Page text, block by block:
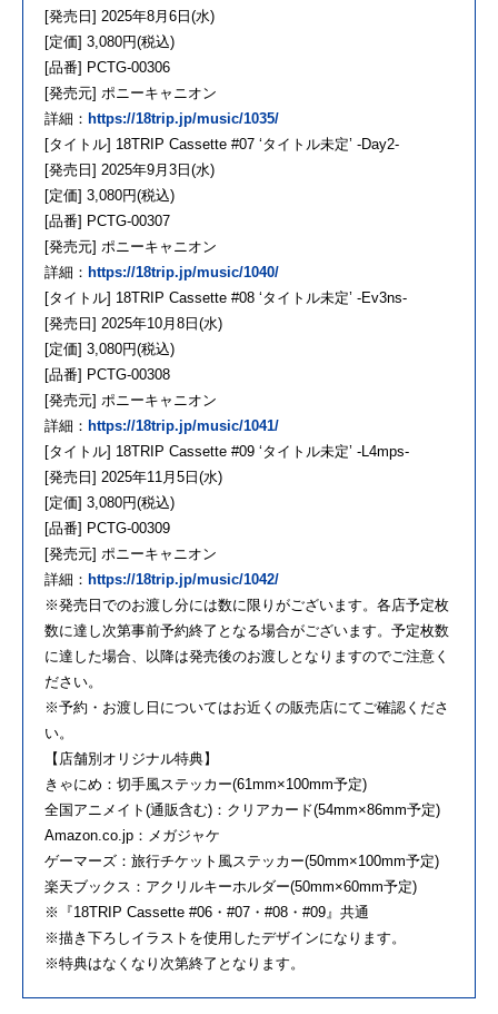
[発売日] 2025年8月6日(水)
[定価] 3,080円(税込)
[品番] PCTG-00306
[発売元] ポニーキャニオン
詳細： https://18trip.jp/music/1035/
[タイトル] 18TRIP Cassette #07 ‘タイトル未定’ -Day2-
[発売日] 2025年9月3日(水)
[定価] 3,080円(税込)
[品番] PCTG-00307
[発売元] ポニーキャニオン
詳細： https://18trip.jp/music/1040/
[タイトル] 18TRIP Cassette #08 ‘タイトル未定’ -Ev3ns-
[発売日] 2025年10月8日(水)
[定価] 3,080円(税込)
[品番] PCTG-00308
[発売元] ポニーキャニオン
詳細： https://18trip.jp/music/1041/
[タイトル] 18TRIP Cassette #09 ‘タイトル未定’ -L4mps-
[発売日] 2025年11月5日(水)
[定価] 3,080円(税込)
[品番] PCTG-00309
[発売元] ポニーキャニオン
詳細： https://18trip.jp/music/1042/
※発売日でのお渡し分には数に限りがございます。各店予定枚
数に達し次第事前予約終了となる場合がございます。予定枚数
に達した場合、以降は発売後のお渡しとなりますのでご注意く
ださい。
※予約・お渡し日についてはお近くの販売店にてご確認くださ
い。
【店舗別オリジナル特典】
きゃにめ：切手風ステッカー(61mm×100mm予定)
全国アニメイト(通販含む)：クリアカード(54mm×86mm予定)
Amazon.co.jp：メガジャケ
ゲーマーズ：旅行チケット風ステッカー(50mm×100mm予定)
楽天ブックス：アクリルキーホルダー(50mm×60mm予定)
※『18TRIP Cassette #06・#07・#08・#09』共通
※描き下ろしイラストを使用したデザインになります。
※特典はなくなり次第終了となります。